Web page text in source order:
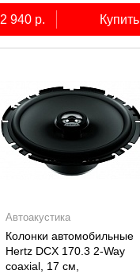
4AWG, miniANL 60А,
омедненный алюминий
(ССА)
2 940 р. Купить
Автоакустика
Колонки автомобильные
Hertz DCX 170.3 2-Way
coaxial, 17 см,